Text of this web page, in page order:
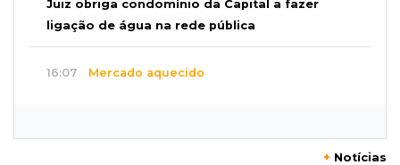
Juiz obriga condomínio da Capital a fazer
ligação de água na rede pública
16:07 Mercado aquecido
+ Notícias